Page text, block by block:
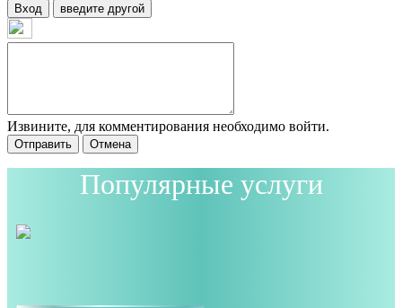
Вход введите другой
Извините, для комментирования необходимо войти.
Отправить Отмена
Популярные услуги